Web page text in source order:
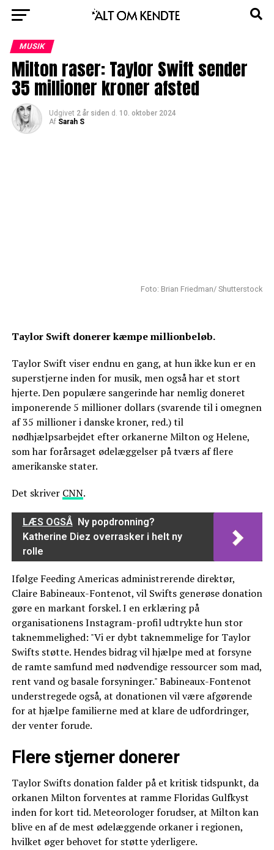
MUSIK
Milton raser: Taylor Swift sender
35 millioner kroner afsted
Udgivet 2 år siden d. 10. oktober 2024
Af Sarah S
Foto: Brian Friedman/ Shutterstock
Taylor Swift donerer kæmpe millionbeløb.
Taylor Swift viser endnu en gang, at hun ikke kun er en
superstjerne inden for musik, men også har et stort
hjerte. Den populære sangerinde har nemlig doneret
imponerende 5 millioner dollars (svarende til i omegnen
af 35 millioner i danske kroner, red.) til
nødhjælpsarbejdet efter orkanerne Milton og Helene,
som har forårsaget ødelæggelser på tværs af flere
amerikanske stater.
Det skriver CNN.
LÆS OGSÅ Ny popdronning?
Katherine Diez overrasker i helt ny
rolle
Ifølge Feeding Americas administrerende direktør,
Claire Babineaux-Fontenot, vil Swifts generøse donation
gøre en markant forskel. I en erklæring på
organisationens Instagram-profil udtrykte hun stor
taknemmelighed: "Vi er dybt taknemmelige for Taylor
Swifts støtte. Hendes bidrag vil hjælpe med at forsyne
de ramte samfund med nødvendige ressourcer som mad,
rent vand og basale forsyninger." Babineaux-Fontenot
understregede også, at donationen vil være afgørende
for at hjælpe familierne med at klare de udfordringer,
der venter forude.
Flere stjerner donerer
Taylor Swifts donation falder på et kritisk tidspunkt, da
orkanen Milton forventes at ramme Floridas Gulfkyst
inden for kort tid. Meteorologer forudser, at Milton kan
blive en af de mest ødelæggende orkaner i regionen,
hvilket øger behovet for støtte yderligere.